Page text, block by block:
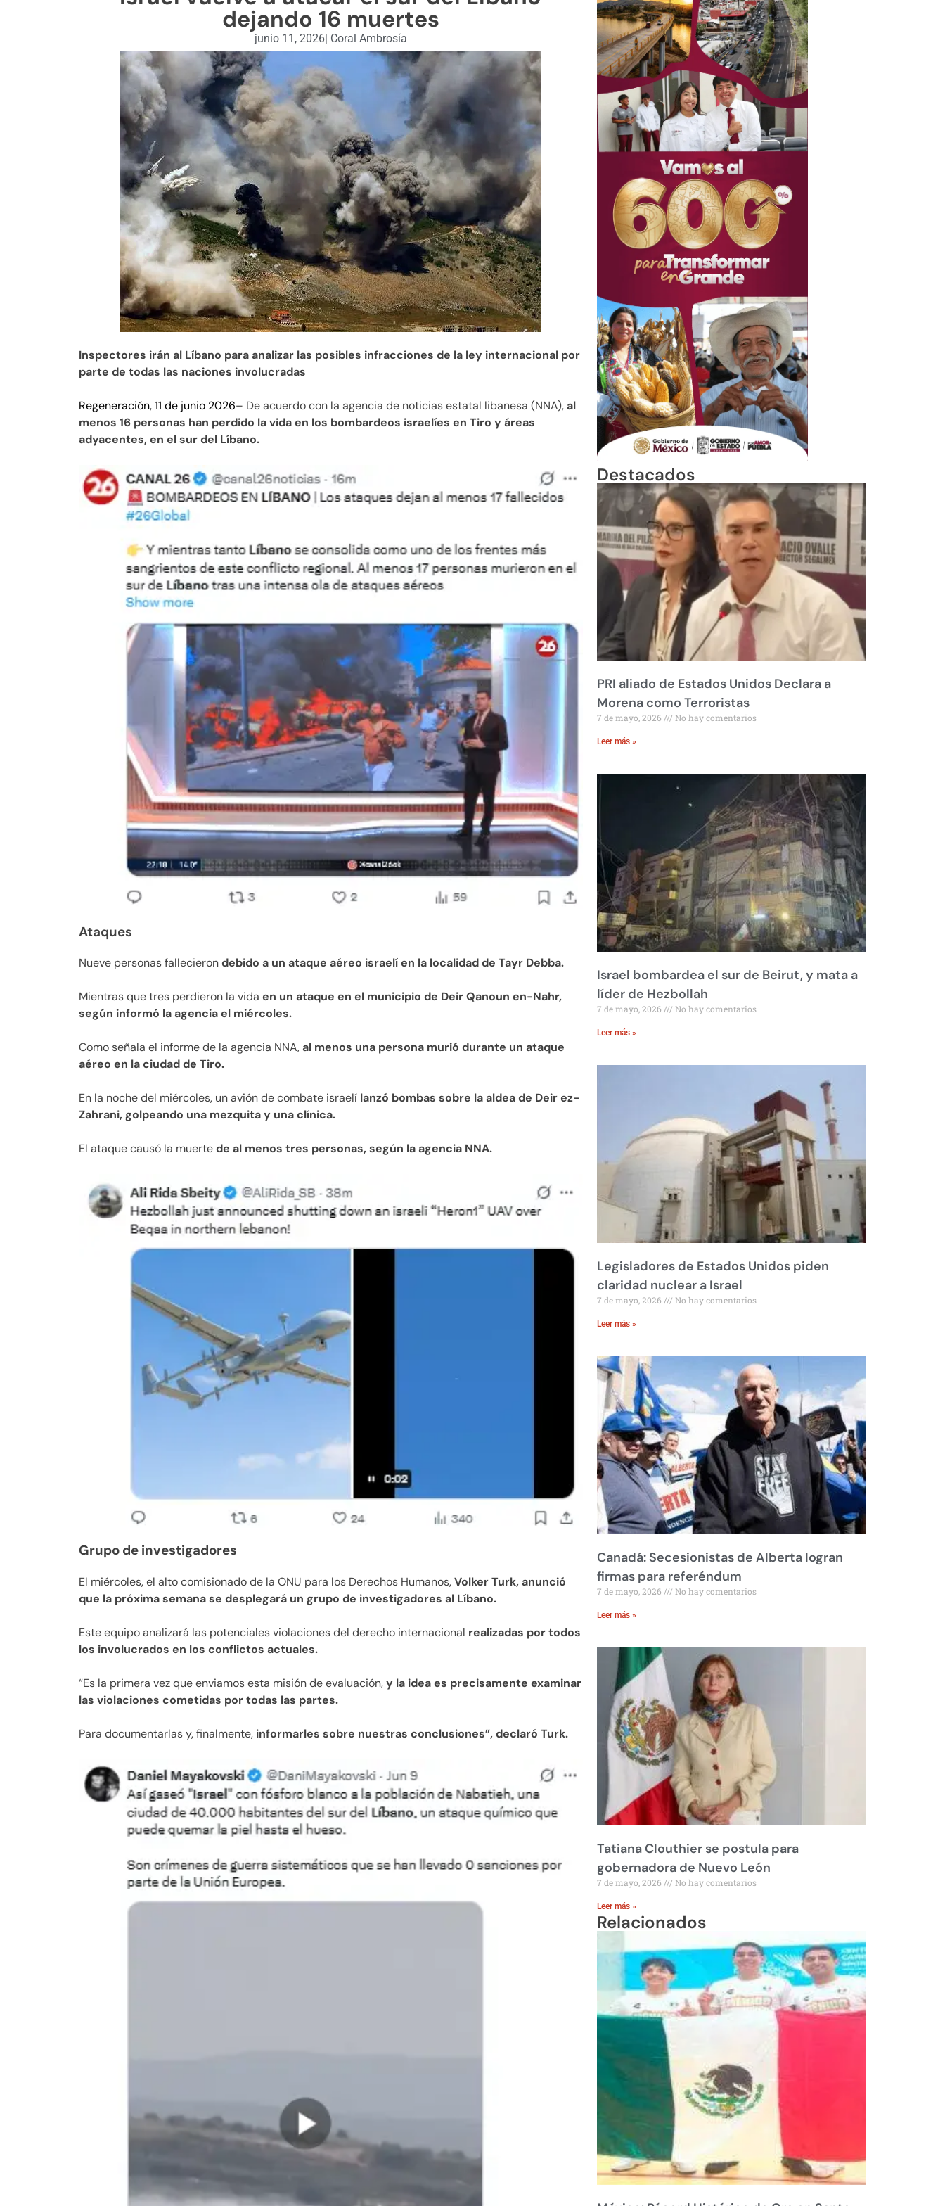
dejando 16 muertes
junio 11, 2026| Coral Ambrosía
Inspectores irán al Líbano para analizar las posibles infracciones de la ley internacional por
parte de todas las naciones involucradas
Regeneración, 11 de junio 2026– De acuerdo con la agencia de noticias estatal libanesa (NNA),al
menos 16 personas han perdido la vida en los bombardeos israelíes en Tiro y áreas
adyacentes, en el sur del Líbano.
Ataques
Nueve personas fallecierondebido a un ataque aéreo israelí en la localidad de Tayr Debba.
Mientras que tres perdieron la vida en un ataque en el municipio de Deir Qanoun en-Nahr,
según informó la agencia el miércoles.
Como señala el informe de la agencia NNA,al menos una persona murió durante un ataque
aéreo en la ciudad de Tiro.
En la noche del miércoles, un avión de combate israelí lanzó bombas sobre la aldea de Deir ez-
Zahrani, golpeando una mezquita y una clínica.
El ataque causó la muertede al menos tres personas, según la agencia NNA.
Grupo de investigadores
El miércoles, el alto comisionado de la ONU para los Derechos Humanos,Volker Turk, anunció
que la próxima semana se desplegará un grupo de investigadores al Líbano.
Este equipo analizará las potenciales violaciones del derecho internacional realizadas por todos
los involucrados en los conflictos actuales.
“Es la primera vez que enviamos esta misión de evaluación,y la idea es precisamente examinar
las violaciones cometidas por todas las partes.
Para documentarlas y, finalmente, informarles sobre nuestras conclusiones”, declaró Turk.
Destacados
PRI aliado de Estados Unidos Declara a
Morena como Terroristas
7 de mayo, 2026 No hay comentarios
Leer más »
Israel bombardea el sur de Beirut, y mata a
líder de Hezbollah
7 de mayo, 2026 No hay comentarios
Leer más »
Legisladores de Estados Unidos piden
claridad nuclear a Israel
7 de mayo, 2026 No hay comentarios
Leer más »
Canadá: Secesionistas de Alberta logran
firmas para referéndum
7 de mayo, 2026 No hay comentarios
Leer más »
Tatiana Clouthier se postula para
gobernadora de Nuevo León
7 de mayo, 2026 No hay comentarios
Leer más »
Relacionados